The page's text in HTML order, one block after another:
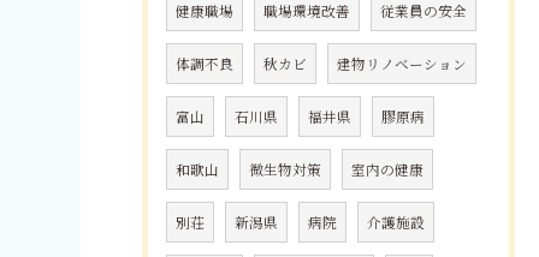
健康職場 職場環境改善 従業員の安全
体調不良 秋カビ 建物リノベーション
富山 石川県 福井県 膠原病
和歌山 微生物対策 室内の健康
別荘 新潟県 病院 介護施設